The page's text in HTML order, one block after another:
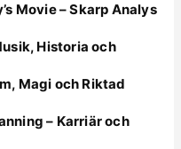
Movie – Skarp Analys
Historia och
Magi och Riktad
– Karriär och